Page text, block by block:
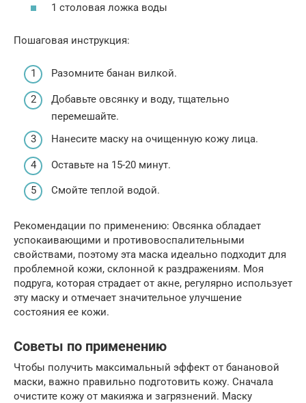
1 столовая ложка воды
Пошаговая инструкция:
Разомните банан вилкой.
Добавьте овсянку и воду, тщательно
перемешайте.
Нанесите маску на очищенную кожу лица.
Оставьте на 15-20 минут.
Смойте теплой водой.
Рекомендации по применению: Овсянка обладает
успокаивающими и противовоспалительными
свойствами, поэтому эта маска идеально подходит для
проблемной кожи, склонной к раздражениям. Моя
подруга, которая страдает от акне, регулярно использует
эту маску и отмечает значительное улучшение
состояния ее кожи.
Советы по применению
Чтобы получить максимальный эффект от банановой
маски, важно правильно подготовить кожу. Сначала
очистите кожу от макияжа и загрязнений. Маску